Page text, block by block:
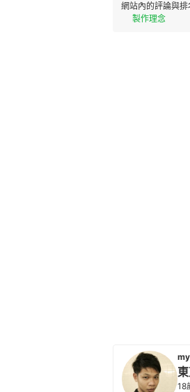
網站內的評論與
製作理念
18